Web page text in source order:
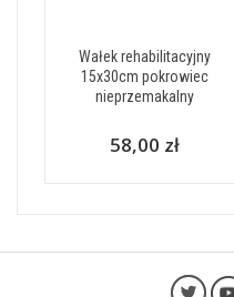
Wałek rehabilitacyjny
15x30cm pokrowiec
nieprzemakalny
58,00 zł